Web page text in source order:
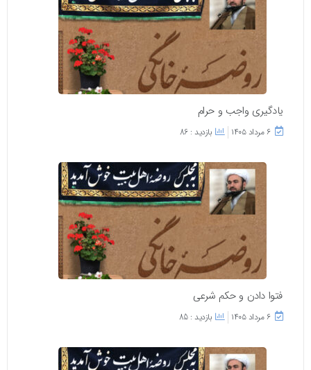
یادگیری واجب و حرام
۶ مرداد ۱۴۰۵ بازدید : 86
فتوا دادن و حکم شرعی
۶ مرداد ۱۴۰۵ بازدید : 85